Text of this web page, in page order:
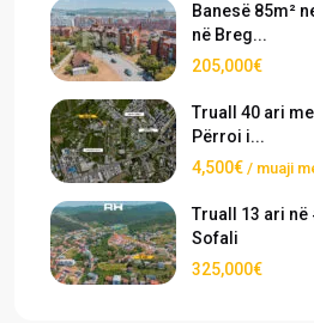
Banesë 85m²
në Breg...
205,000€
Truall 40 ari
Përroi i...
4,500€ / muaji
Truall 13 ari në
Sofali
325,000€